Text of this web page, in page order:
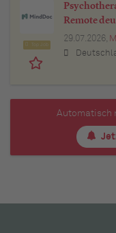
Remote
29.07.2026,
Deutschland, Leipzig (Sachsen), Frankfurt am Main (Hessen), Stuttgart (Baden-Württemberg), München (Bayern), Berlin,
Automatisch